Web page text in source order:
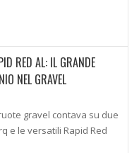
RED AL: IL GRANDE
NEL GRAVEL
gravel contava su due
e le versatili Rapid Red